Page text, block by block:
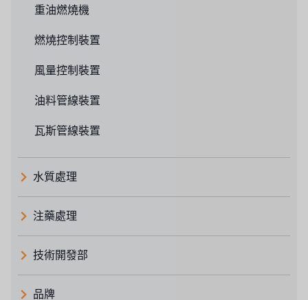
重油燃燒機
燃燒控制裝置
風量控制裝置
油料管線裝置
瓦斯管線裝置
水質處理
注藥處理
技術開發部
品牌